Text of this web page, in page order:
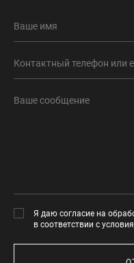
Я даю согласие на
в соответствии с